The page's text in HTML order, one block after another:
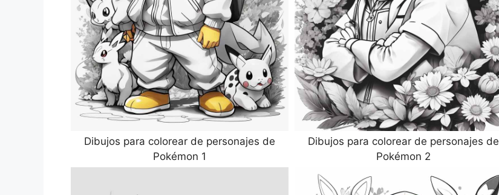
Dibujos para colorear de personajes de
Pokémon 1
Dibujos para colorear de personajes de
Pokémon 2